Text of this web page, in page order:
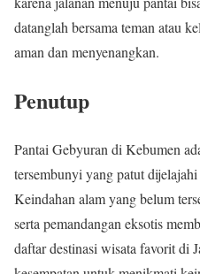
datanglah bersama teman atau
aman dan menyenangkan.
Penutup
Pantai Gebyuran di Kebumen
tersembunyi yang patut
Keindahan alam yang belum
serta pemandangan eksotis
daftar destinasi wisata favorit di